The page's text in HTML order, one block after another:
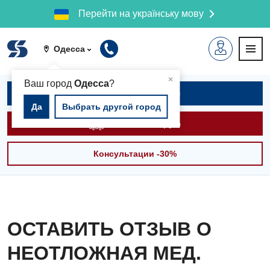
Перейти на українську мову
Одесса
×
Ваш город Одесса?
Да Выбрать другой город
Записаться на приём
Вызвать скорую
Консультации -30%
ОСТАВИТЬ ОТЗЫВ О
НЕОТЛОЖНАЯ МЕД.